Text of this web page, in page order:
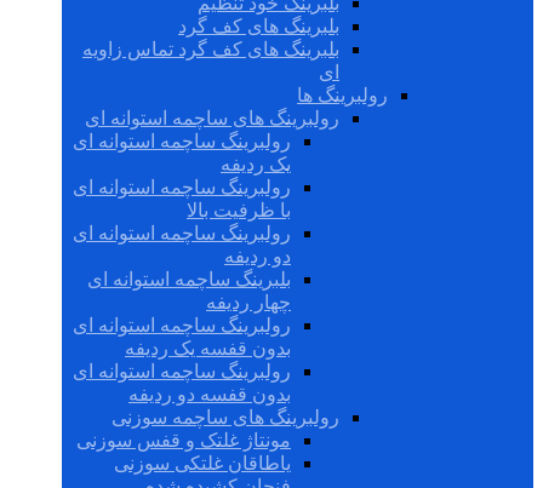
بلبرینگ های کف گرد
بلبرینگ های کف گرد تماس زاویه
ای
رولبرینگ ها
رولبرینگ های ساچمه استوانه ای
رولبرینگ ساچمه استوانه ای
یک ردیفه
رولبرینگ ساچمه استوانه ای
با ظرفیت بالا
رولبرینگ ساچمه استوانه ای
دو ردیفه
بلبرینگ ساچمه استوانه ای
چهار ردیفه
رولبرینگ ساچمه استوانه ای
بدون قفسه یک ردیفه
رولبرینگ ساچمه استوانه ای
بدون قفسه دو ردیفه
رولبرینگ های ساچمه سوزنی
مونتاژ غلتک و قفس سوزنی
یاطاقان غلتکی سوزنی